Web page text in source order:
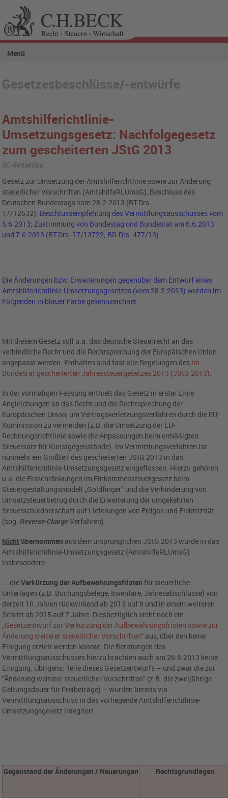
Menü
Gesetzesbeschlüsse/-entwürfe
Amtshilferichtlinie-
Umsetzungsgesetz: Nachfolgegesetz
zum gescheiterten JStG 2013
BC-Redaktion
Gesetz zur Umsetzung der Amtshilferichtlinie sowie zur Änderung
steuerlicher Vorschriften (AmtshilfeRLUmsG), Beschluss des
Deutschen Bundestags vom 28.2.2013 (BT-Drs.
17/12532); Beschlussempfehlung des Vermittlungsausschusses vom
5.6.2013; Zustimmung von Bundestag und Bundesrat am 6.6.2013
und 7.6.2013 (BT-Drs. 17/13722; BR-Drs. 477/13)
Die Änderungen bzw. Erweiterungen gegenüber dem Entwurf eines
Amtshilferichtlinie-Umsetzungsgesetzes (vom 28.2.2013) wurden im
Folgenden in blauer Farbe gekennzeichnet.
Mit diesem Gesetz soll u.a. das deutsche Steuerrecht an das
verbindliche Recht und die Rechtsprechung der Europäischen Union
angepasst werden. Enthalten sind fast alle Regelungen des im
Bundesrat gescheiterten Jahressteuergesetzes 2013 (JStG 2013).
In der vormaligen Fassung enthielt das Gesetz in erster Linie
Angleichungen an das Recht und die Rechtsprechung der
Europäischen Union, um Vertragsverletzungsverfahren durch die EU-
Kommission zu vermeiden (z.B. die Umsetzung der EU-
Rechnungsrichtlinie sowie die Anpassungen beim ermäßigten
Steuersatz für Kunstgegenstände). Im Vermittlungsverfahren ist
nunmehr ein Großteil des gescheiterten JStG 2013 in das
Amtshilferichtlinie-Umsetzungsgesetz eingeflossen. Hierzu gehören
u.a. die Einschränkungen im Einkommensteuergesetz beim
Steuergestaltungsmodell „Goldfinger“ und die Verhinderung von
Umsatzsteuerbetrug durch die Erweiterung der umgekehrten
Steuerschuldnerschaft auf Lieferungen von Erdgas und Elektrizität
(sog.Reverse-Charge-Verfahren).
Nicht übernommen aus dem ursprünglichen JStG 2013 wurde in das
Amtshilferichtlinie-Umsetzungsgesetz (AmtshilfeRLUmsG)
insbesondere:
... dieVerkürzung der Aufbewahrungsfristenfür steuerliche
Unterlagen (z.B. Buchungsbelege, Inventare, Jahresabschlüsse) von
derzeit 10 Jahren rückwirkend ab 2013 auf 8 und in einem weiteren
Schritt ab 2015 auf 7 Jahre. Diesbezüglich steht noch ein
„Gesetzentwurf zur Verkürzung der Aufbewahrungsfristen sowie zur
Änderung weiterer steuerlicher Vorschriften“ aus, über den keine
Einigung erzielt werden konnte. Die Beratungen des
Vermittlungsausschusses hierzu brachten auch am 26.6.2013 keine
Einigung. Übrigens: Teile dieses Gesetzentwurfs – und zwar die zur
"Änderung weiterer steuerlicher Vorschriften" (z.B. die zweijährige
Geltungsdauer für Freibeträge) – wurden bereits via
Vermittlungsausschuss in das vorliegende Amtshilferichtlinie-
Umsetzungsgesetz integriert.
Gegenstand der Änderungen / Neuerungen Rechtsgrundlagen